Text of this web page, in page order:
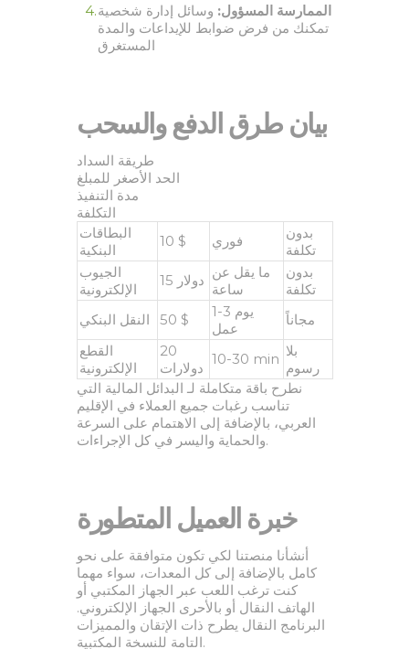
الممارسة المسؤول: وسائل إدارة شخصية
تمكنك من فرض ضوابط للإيداعات والمدة
المستغرق
بيان طرق الدفع والسحب
طريقة السداد
الحد الأصغر للمبلغ
مدة التنفيذ
التكلفة
البطاقات
البنكية
10 $ فوري
بدون
تكلفة
الجيوب
الإلكترونية
15 دولار ما يقل عن
ساعة
بدون
تكلفة
النقل البنكي
50 $
1-3 يوم
عمل
مجاناً
القطع
الإلكترونية
20
دولارات
10-30 min بلا
رسوم
نطرح باقة متكاملة لـ البدائل المالية التي
تناسب رغبات جميع العملاء في الإقليم
العربي، بالإضافة إلى الاهتمام على السرعة
والحماية واليسر في كل الإجراءات.
خبرة العميل المتطورة
أنشأنا منصتنا لكي تكون متوافقة على نحو
كامل بالإضافة إلى كل المعدات، سواء مهما
كنت ترغب اللعب عبر الجهاز المكتبي أو
الهاتف النقال أو بالأحرى الجهاز الإلكتروني.
البرنامج النقال يطرح ذات الإتقان والمميزات
التامة للنسخة المكتبية.